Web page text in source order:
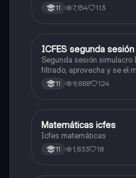
11 7,154 113
ICFES: Lectura Crítica
ICFES segunda
Segunda sesión
filtrado, aprovecha y se el
poder ingresar a
carrera con la que tanto
11 9,888 124
ICFES: Matemáticas
Matemáticas icfes
Icfes matemáticas
11 1,833 18